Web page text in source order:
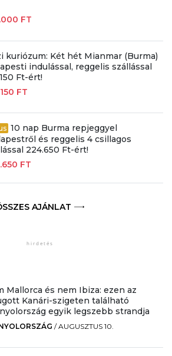
FT
kuriózum: Két hét Mianmar (Burma)
indulással, reggelis szállással
Ft-ért!
FT
10 nap Burma repjeggyel
és reggelis 4 csillagos
224.650 Ft-ért!
FT
AJÁNLAT
Mallorca és nem Ibiza: ezen az
Kanári-szigeten található
egyik legszebb strandja
/AUGUSZTUS 10.